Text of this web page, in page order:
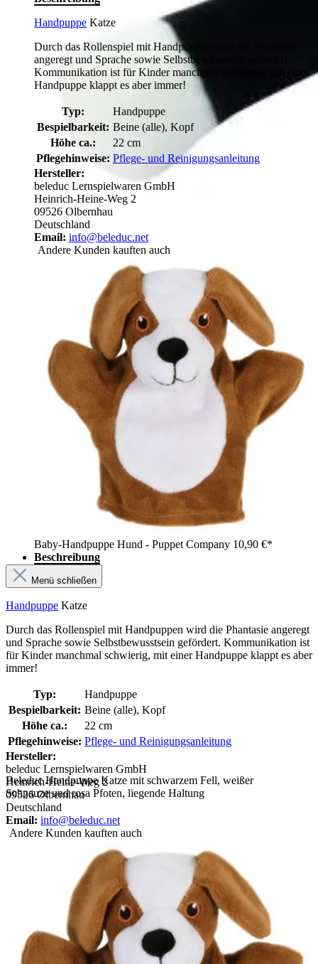
Beleduc Handpuppe Katze mit schwarzem Fell, weißer
Schnauze und rosa Pfoten, liegende Haltung
Handpuppe Katze
Durch das Rollenspiel mit Handpuppen wird die Phantasie
angeregt und Sprache sowie Selbstbewusstsein gefördert.
Kommunikation ist für Kinder manchmal schwierig, mit einer
Handpuppe klappt es aber immer!
Typ:
Handpuppe
Bespielbarkeit: Beine (alle), Kopf
Höhe ca.:
22 cm
Pflegehinweise: Pflege- und Reinigungsanleitung
Hersteller:
beleduc Lernspielwaren GmbH
Heinrich-Heine-Weg 2
09526 Olbernhau
Deutschland
Email: info@beleduc.net
Andere Kunden kauften auch
Baby-Handpuppe Hund - Puppet Company 10,90 €*
Beschreibung
Menü schließen
Handpuppe Katze
Durch das Rollenspiel mit Handpuppen wird die Phantasie angeregt
und Sprache sowie Selbstbewusstsein gefördert. Kommunikation ist
für Kinder manchmal schwierig, mit einer Handpuppe klappt es aber
immer!
Typ:
Handpuppe
Bespielbarkeit: Beine (alle), Kopf
Höhe ca.:
22 cm
Pflegehinweise: Pflege- und Reinigungsanleitung
Hersteller:
beleduc Lernspielwaren GmbH
Heinrich-Heine-Weg 2
09526 Olbernhau
Deutschland
Email: info@beleduc.net
Andere Kunden kauften auch